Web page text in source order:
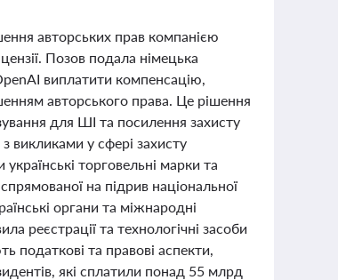
авторських прав компанією
Позов подала німецька
виплатити компенсацію,
авторського права. Це рішення
для ШІ та посилення захисту
викликами у сфері захисту
торговельні марки та
на підрив національної
органи та міжнародні
реєстрації та технологічні засоби
податкові та правові аспекти,
які сплатили понад 55 млрд